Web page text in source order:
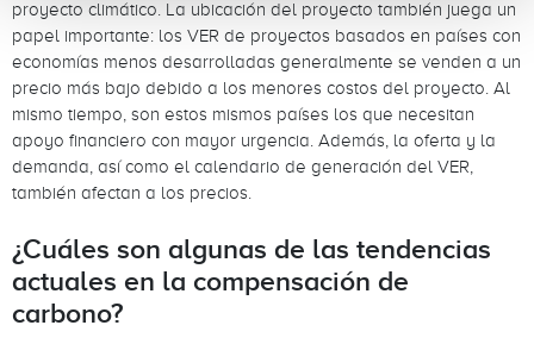
proyecto climático. La ubicación del proyecto también juega un
papel importante: los VER de proyectos basados en países con
economías menos desarrolladas generalmente se venden a un
precio más bajo debido a los menores costos del proyecto. Al
mismo tiempo, son estos mismos países los que necesitan
apoyo financiero con mayor urgencia. Además, la oferta y la
demanda, así como el calendario de generación del VER,
también afectan a los precios.
¿Cuáles son algunas de las tendencias
actuales en la compensación de
carbono?